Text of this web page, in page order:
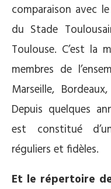
comparaison avec
du Stade
Toulouse. C’est la
membres de
Marseille,
Depuis quelques
est constitué
réguliers et fidèles.
Et le répertoire